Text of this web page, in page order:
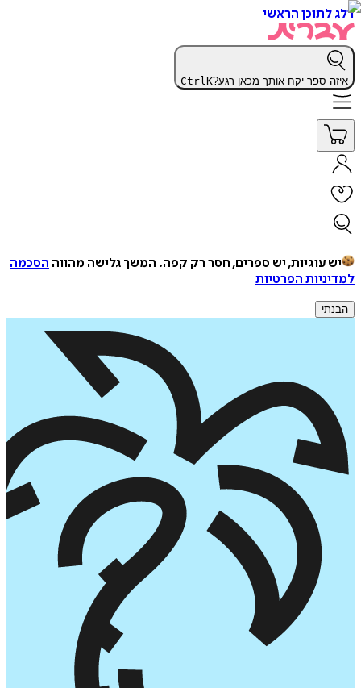
דלג לתוכן הראשי
איזה ספר יקח אותך מכאן רגע? CtrlK
יש עוגיות, יש ספרים, חסר רק קפה. המשך גלישה מהווה הסכמה
למדיניות הפרטיות
הבנתי